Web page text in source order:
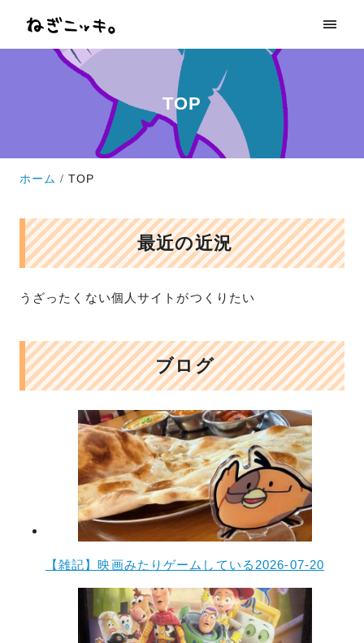
TOP
ホーム TOP
最近の近況
うざったくない個人サイトがつくりたい
ブログ
【雑記】映画みたりゲームしている 2026-07-20